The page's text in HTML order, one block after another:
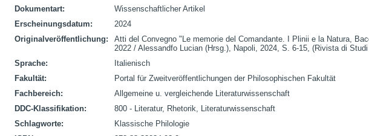
Dokumentart:
Wissenschaftlicher Artikel
Erscheinungsdatum:
2024
Originalveröffentlichung:
Atti del Convegno "Le memorie del Comandante. I Plinii e la Natura,
2022 / Alessandfo Lucian (Hrsg.), Napoli, 2024, S. 6-15, (Rivista di
Sprache:
Italienisch
Fakultät:
Portal für Zweitveröffentlichungen der Philosophischen Fakultät
Fachbereich:
Allgemeine u. vergleichende Literaturwissenschaft
DDC-Klassifikation:
800 - Literatur, Rhetorik, Literaturwissenschaft
Schlagworte:
Klassische Philologie